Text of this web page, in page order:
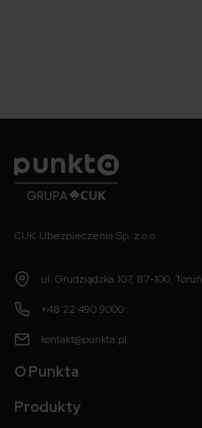
CUK Ubezpieczenia Sp. z o.o.
ul. Grudziądzka 107, 87-100, Toruń
+48 22 490 9000
kontakt@punkta.pl
O Punkta
Produkty